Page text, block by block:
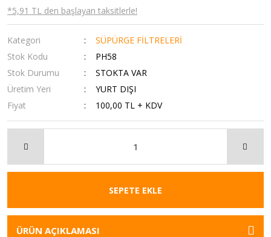
*5,91 TL den başlayan taksitlerle!
Kategori
SÜPÜRGE FİLTRELERİ
Stok Kodu
PH58
Stok Durumu
STOKTA VAR
Üretim Yeri
YURT DIŞI
Fiyat
100,00 TL + KDV
SEPETE EKLE
ÜRÜN AÇIKLAMASI